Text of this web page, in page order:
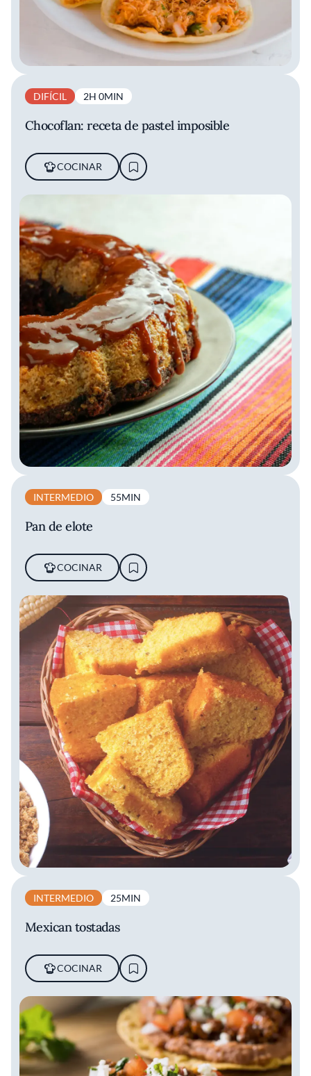
DIFÍCIL 2H 0MIN
Chocoflan: receta de pastel imposible
COCINAR
INTERMEDIO 55MIN
Pan de elote
COCINAR
INTERMEDIO 25MIN
Mexican tostadas
COCINAR